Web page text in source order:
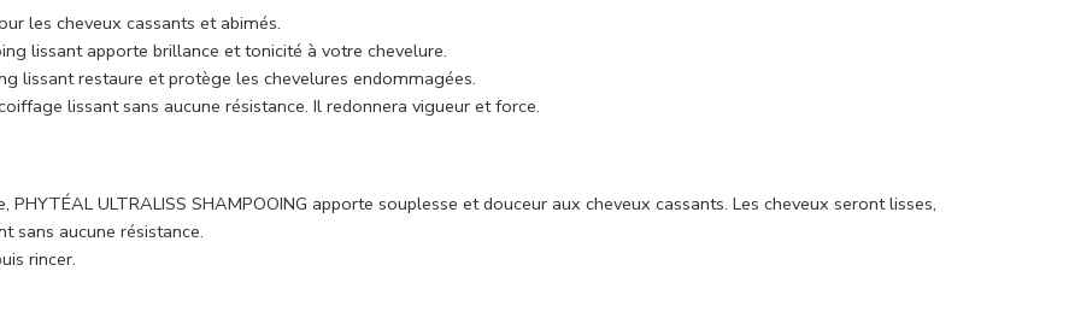
les cheveux cassants et abimés.
lissant apporte brillance et tonicité à votre chevelure.
lissant restaure et protège les chevelures endommagées.
lissant sans aucune résistance. Il redonnera vigueur et force.
ULTRALISS SHAMPOOING apporte souplesse et douceur aux cheveux cassants. Les cheveux seront lisses,
sans aucune résistance.
rincer.